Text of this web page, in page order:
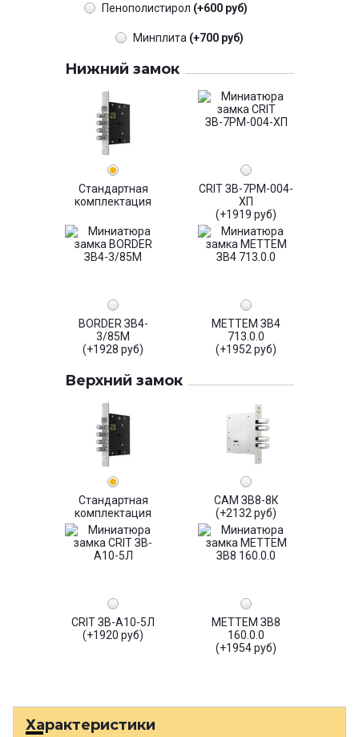
Пенополистирол (+600 руб)
Минплита (+700 руб)
Нижний замок
Стандартная
комплектация
CRIT ЗВ-7РМ-004-
ХП
(+1919 руб)
BORDER ЗВ4-
3/85М
(+1928 руб)
МЕТТЕМ ЗВ4
713.0.0
(+1952 руб)
Верхний замок
Стандартная
комплектация
САМ ЗВ8-8К
(+2132 руб)
CRIT ЗВ-А10-5Л
(+1920 руб)
МЕТТЕМ ЗВ8
160.0.0
(+1954 руб)
Характеристики